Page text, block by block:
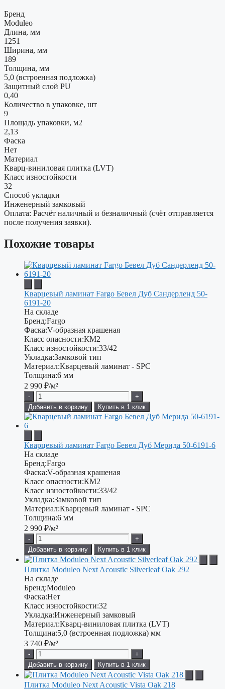
Бренд
Moduleo
Длина, мм
1251
Ширина, мм
189
Толщина, мм
5,0 (встроенная подложка)
Защитный слой PU
0,40
Количество в упаковке, шт
9
Площадь упаковки, м2
2,13
Фаска
Нет
Материал
Кварц-виниловая плитка (LVT)
Класс изностойкости
32
Способ укладки
Инженерный замковый
Оплата: Расчёт наличный и безналичный (счёт отправляется
после получения заявки).
Похожие товары
Кварцевый ламинат Fargo Бевел Дуб Сандерленд 50-
6191-20
На складе
Бренд:Fargo
Фаска:V-образная крашеная
Класс опасности:КМ2
Класс изностойкости:33/42
Укладка:Замковой тип
Материал:Кварцевый ламинат - SPC
Толщина:6 мм
2 990 ₽/м²
-
+
Добавить в корзину
Купить в 1 клик
Кварцевый ламинат Fargo Бевел Дуб Мерида 50-6191-6
На складе
Бренд:Fargo
Фаска:V-образная крашеная
Класс опасности:КМ2
Класс изностойкости:33/42
Укладка:Замковой тип
Материал:Кварцевый ламинат - SPC
Толщина:6 мм
2 990 ₽/м²
-
+
Добавить в корзину
Купить в 1 клик
Плитка Moduleo Next Acoustic Silverleaf Oak 292
На складе
Бренд:Moduleo
Фаска:Нет
Класс изностойкости:32
Укладка:Инженерный замковый
Материал:Кварц-виниловая плитка (LVT)
Толщина:5,0 (встроенная подложка) мм
3 740 ₽/м²
-
+
Добавить в корзину
Купить в 1 клик
Плитка Moduleo Next Acoustic Vista Oak 218